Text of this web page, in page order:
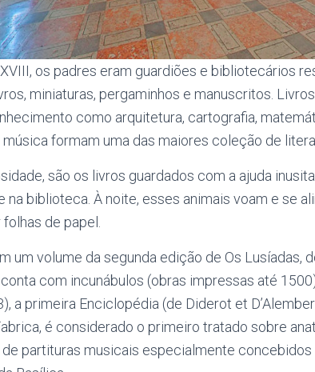
os padres eram guardiões e bibliotecários
miniaturas, pergaminhos e manuscritos.
como arquitetura, cartografia,
formam uma das maiores coleção de
são os livros guardados com a ajuda
na biblioteca. À noite, esses animais voam e se
de papel.
um volume da segunda edição de Os Lusíadas,
com incunábulos (obras impressas até
a primeira Enciclopédia (de Diderot et
é considerado o primeiro tratado sobre
partituras musicais especialmente